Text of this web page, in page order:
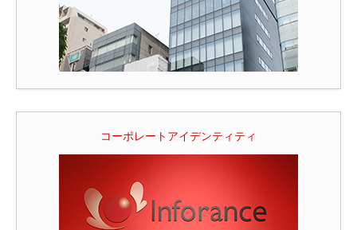
コーポレートアイデンティティ